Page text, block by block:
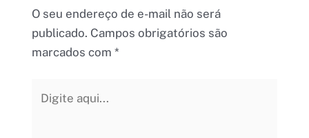
O seu endereço de e-mail não será
publicado. Campos obrigatórios são
marcados com *
aqui...